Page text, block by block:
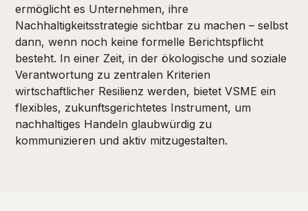
ermöglicht es Unternehmen, ihre
Nachhaltigkeitsstrategie sichtbar zu machen – selbst
dann, wenn noch keine formelle Berichtspflicht
besteht. In einer Zeit, in der ökologische und soziale
Verantwortung zu zentralen Kriterien
wirtschaftlicher Resilienz werden, bietet VSME ein
flexibles, zukunftsgerichtetes Instrument, um
nachhaltiges Handeln glaubwürdig zu
kommunizieren und aktiv mitzugestalten.